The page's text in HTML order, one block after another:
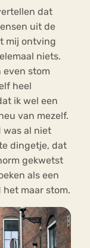
dat
uit de
mij ontving
niets.
even stom
heel
ik wel een
van mezelf.
was al niet
dingetje, dat
gekwetst
als een
maar stom.